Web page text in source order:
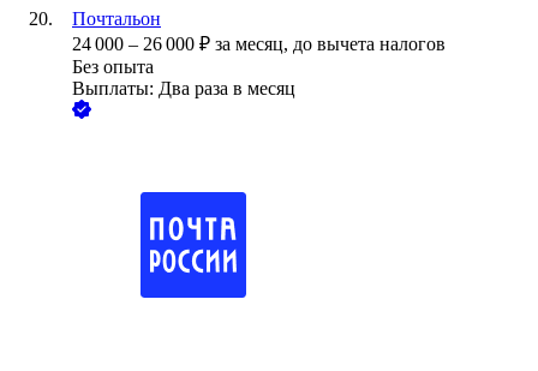
Почтальон
24 000 – 26 000 ₽ за месяц, до вычета налогов
Без опыта
Выплаты: Два раза в месяц